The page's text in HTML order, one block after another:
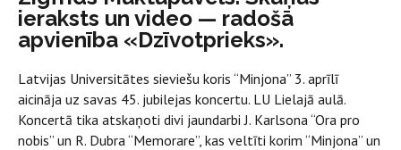
ieraksts un video — radošā
apvienība «Dzīvotprieks».
Latvijas Universitātes sieviešu koris “Minjona” 3. aprīlī
aicināja uz savas 45. jubilejas koncertu. LU Lielajā aulā.
Koncertā tika atskaņoti divi jaundarbi J. Karlsona “Ora pro
nobis” un R. Dubra “Memorare”, kas veltīti korim “Minjona” un